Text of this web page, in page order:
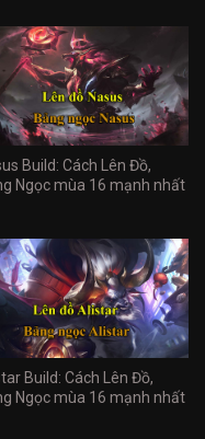
Build: Cách Lên Đồ,
Ngọc mùa 16 mạnh nhất
Build: Cách Lên Đồ,
Ngọc mùa 16 mạnh nhất